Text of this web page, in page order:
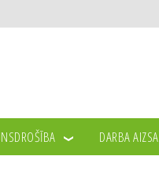
DARBA